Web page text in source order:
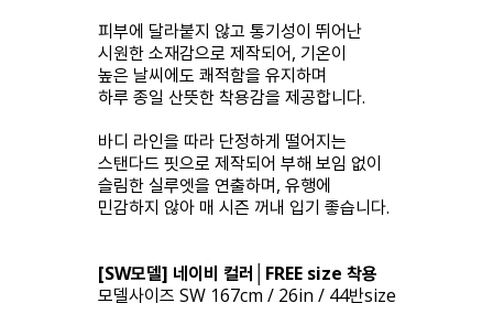
피부에 달라붙지 않고 통기성이 뛰어난
시원한 소재감으로 제작되어, 기온이
높은 날씨에도 쾌적함을 유지하며
하루 종일 산뜻한 착용감을 제공합니다.
바디 라인을 따라 단정하게 떨어지는
스탠다드 핏으로 제작되어 부해 보임 없이
슬림한 실루엣을 연출하며, 유행에
민감하지 않아 매 시즌 꺼내 입기 좋습니다.
[SW모델] 네이비 컬러│FREE size 착용
모델사이즈 SW 167cm / 26in / 44반size